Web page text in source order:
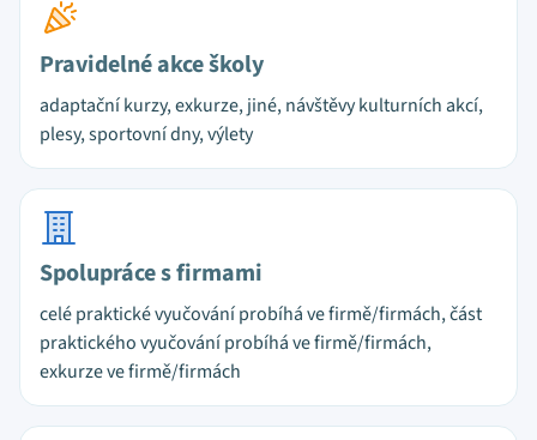
Pravidelné akce školy
adaptační kurzy, exkurze, jiné, návštěvy kulturních akcí,
plesy, sportovní dny, výlety
Spolupráce s firmami
celé praktické vyučování probíhá ve firmě/firmách, část
praktického vyučování probíhá ve firmě/firmách,
exkurze ve firmě/firmách